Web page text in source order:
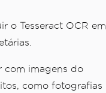
o Tesseract OCR em
com imagens do
como fotografias